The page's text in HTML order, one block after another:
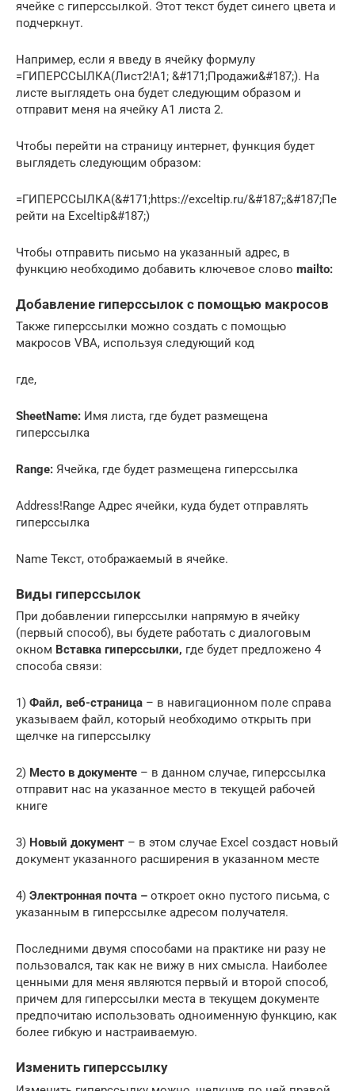
ячейке с гиперссылкой. Этот текст будет синего цвета и
подчеркнут.
Например, если я введу в ячейку формулу
=ГИПЕРССЫЛКА(Лист2!A1; &#171;Продажи&#187;). На
листе выглядеть она будет следующим образом и
отправит меня на ячейку A1 листа 2.
Чтобы перейти на страницу интернет, функция будет
выглядеть следующим образом:
=ГИПЕРССЫЛКА(&#171;https://exceltip.ru/&#187;;&#187;Пе
рейти на Exceltip&#187;)
Чтобы отправить письмо на указанный адрес, в
функцию необходимо добавить ключевое слово mailto:
Добавление гиперссылок с помощью макросов
Также гиперссылки можно создать с помощью
макросов VBA, используя следующий код
где,
SheetName: Имя листа, где будет размещена
гиперссылка
Range: Ячейка, где будет размещена гиперссылка
Address!Range Адрес ячейки, куда будет отправлять
гиперссылка
Name Текст, отображаемый в ячейке.
Виды гиперссылок
При добавлении гиперссылки напрямую в ячейку
(первый способ), вы будете работать с диалоговым
окном Вставка гиперссылки, где будет предложено 4
способа связи:
1) Файл, веб-страница – в навигационном поле справа
указываем файл, который необходимо открыть при
щелчке на гиперссылку
2) Место в документе – в данном случае, гиперссылка
отправит нас на указанное место в текущей рабочей
книге
3) Новый документ – в этом случае Excel создаст новый
документ указанного расширения в указанном месте
4) Электронная почта – откроет окно пустого письма, с
указанным в гиперссылке адресом получателя.
Последними двумя способами на практике ни разу не
пользовался, так как не вижу в них смысла. Наиболее
ценными для меня являются первый и второй способ,
причем для гиперссылки места в текущем документе
предпочитаю использовать одноименную функцию, как
более гибкую и настраиваемую.
Изменить гиперссылку